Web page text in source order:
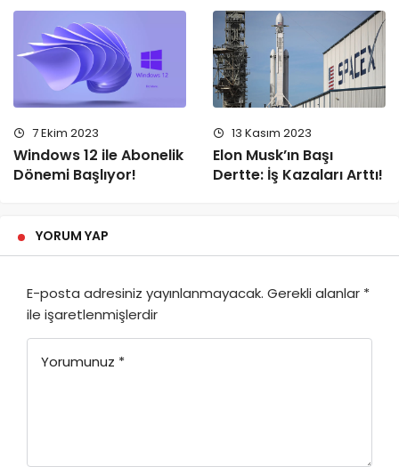
7 Ekim 2023
Windows 12 ile Abonelik
Dönemi Başlıyor!
13 Kasım 2023
Elon Musk’ın Başı
Dertte: İş Kazaları Arttı!
YORUM YAP
E-posta adresiniz yayınlanmayacak. Gerekli alanlar *
ile işaretlenmişlerdir
Yorumunuz *